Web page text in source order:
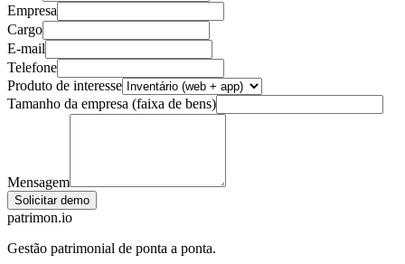
Empresa
Cargo
E-mail
Telefone
Produto de interesse
Tamanho da empresa (faixa de bens)
Mensagem
Solicitar demo
patrimon.io
Gestão patrimonial de ponta a ponta.